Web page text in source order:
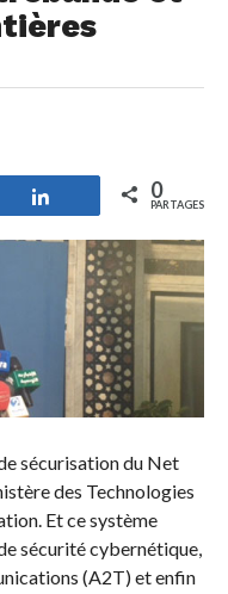
Partagez 0
PARTAGES
sécurisation du Net
des Technologies
Et ce système
sécurité cybernétique,
(A2T) et enfin